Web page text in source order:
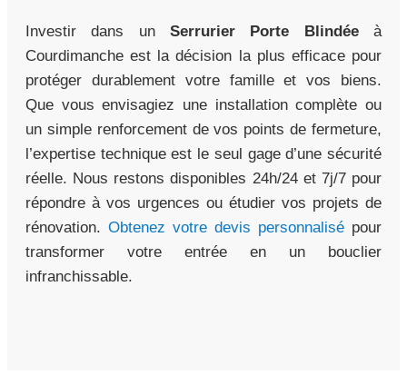
Investir dans un Serrurier Porte Blindéeà
Courdimanche est la décision la plus efficace pour
protéger durablement votre famille et vos biens.
Que vous envisagiez une installation complète ou
un simple renforcement de vos points de fermeture,
l’expertise technique est le seul gage d’une sécurité
réelle. Nous restons disponibles 24h/24 et 7j/7 pour
répondre à vos urgences ou étudier vos projets de
rénovation. Obtenez votre devis personnalisé pour
transformer votre entrée en un bouclier
infranchissable.